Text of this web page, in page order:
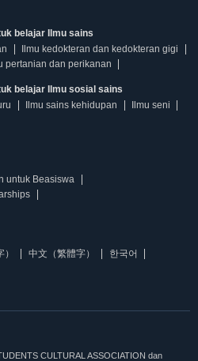
belajar Ilmu sains
Ilmu kedokteran dan kedokteran gigi
pertanian dan perikanan
belajar Ilmu sosial sains
Ilmu sains kehidupan
Ilmu seni
untuk Beasiswa
中文（繁體字）
한국어
CULTURAL ASSOCIATION dan